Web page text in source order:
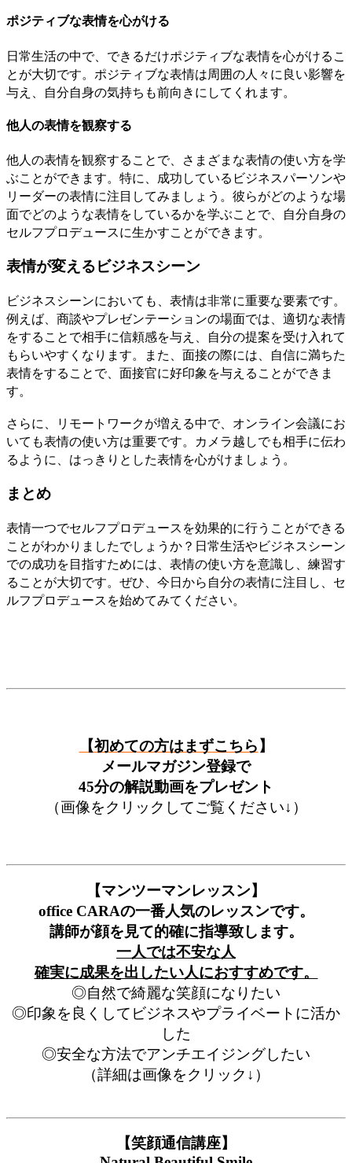
ポジティブな表情を心がける
日常生活の中で、できるだけポジティブな表情を心がけるこ
とが大切です。ポジティブな表情は周囲の人々に良い影響を
与え、自分自身の気持ちも前向きにしてくれます。
他人の表情を観察する
他人の表情を観察することで、さまざまな表情の使い方を学
ぶことができます。特に、成功しているビジネスパーソンや
リーダーの表情に注目してみましょう。彼らがどのような場
面でどのような表情をしているかを学ぶことで、自分自身の
セルフプロデュースに生かすことができます。
表情が変えるビジネスシーン
ビジネスシーンにおいても、表情は非常に重要な要素です。
例えば、商談やプレゼンテーションの場面では、適切な表情
をすることで相手に信頼感を与え、自分の提案を受け入れて
もらいやすくなります。また、面接の際には、自信に満ちた
表情をすることで、面接官に好印象を与えることができま
す。
さらに、リモートワークが増える中で、オンライン会議にお
いても表情の使い方は重要です。カメラ越しでも相手に伝わ
るように、はっきりとした表情を心がけましょう。
まとめ
表情一つでセルフプロデュースを効果的に行うことができる
ことがわかりましたでしょうか？日常生活やビジネスシーン
での成功を目指すためには、表情の使い方を意識し、練習す
ることが大切です。ぜひ、今日から自分の表情に注目し、セ
ルフプロデュースを始めてみてください。
【初めての方はまずこちら 】
メールマガジン登録で
45分の解説動画をプレゼント
（画像をクリックしてご覧ください↓）
【マンツーマンレッスン】
office CARAの一番人気のレッスンです。
講師が顔を見て的確に指導致します。
一人では不安な人
確実に成果を出したい人におすすめです。
◎自然で綺麗な笑顔になりたい
◎印象を良くしてビジネスやプライベートに活か
した
◎安全な方法でアンチエイジングしたい
（詳細は画像をクリック↓）
【笑顔通信講座】